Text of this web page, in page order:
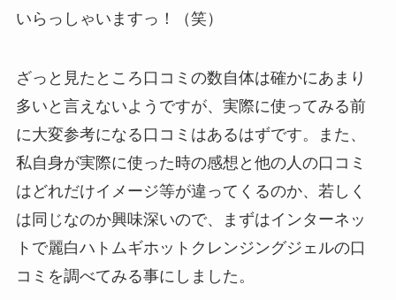
いらっしゃいますっ！（笑）
ざっと見たところ口コミの数自体は確かにあまり
多いと言えないようですが、実際に使ってみる前
に大変参考になる口コミはあるはずです。また、
私自身が実際に使った時の感想と他の人の口コミ
はどれだけイメージ等が違ってくるのか、若しく
は同じなのか興味深いので、まずはインターネッ
トで麗白ハトムギホットクレンジングジェルの口
コミを調べてみる事にしました。